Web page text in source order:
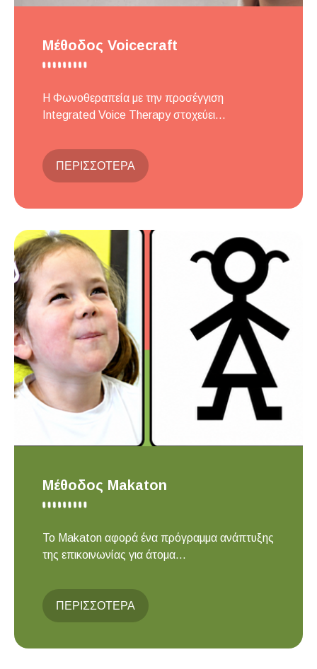
Μέθοδος Voicecraft
Η Φωνοθεραπεία με την προσέγγιση
Integrated Voice Therapy στοχεύει...
ΠΕΡΙΣΣΟΤΕΡΑ
Μέθοδος Μakaton
Το Makaton αφορά ένα πρόγραμμα ανάπτυξης
της επικοινωνίας για άτομα...
ΠΕΡΙΣΣΟΤΕΡΑ